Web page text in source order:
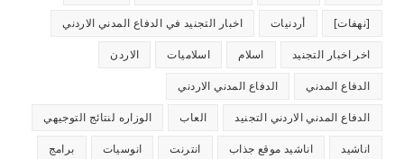
[نهفات] أردنيات اخبار التجنيد في الدفاع المدني الاردني
اخر اخبار التجنيد اسلام اسلاميات الاردن
الدفاع المدني الدفاع المدني الاردني
الدفاع المدني الاردني التجنيد العاب الوزاره لنتائج التوجيهي
اناشيد اناشيد موقع جذاب انترنت انوسيات برامج